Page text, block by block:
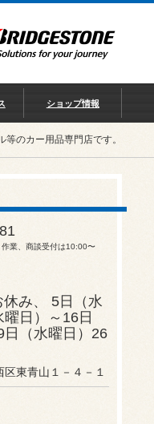
ショップ情報
のカー用品専門店です。
業、商談受付は10:00〜
み、 5日（水
日）～16日
日（水曜日）26
東青山１－４－１